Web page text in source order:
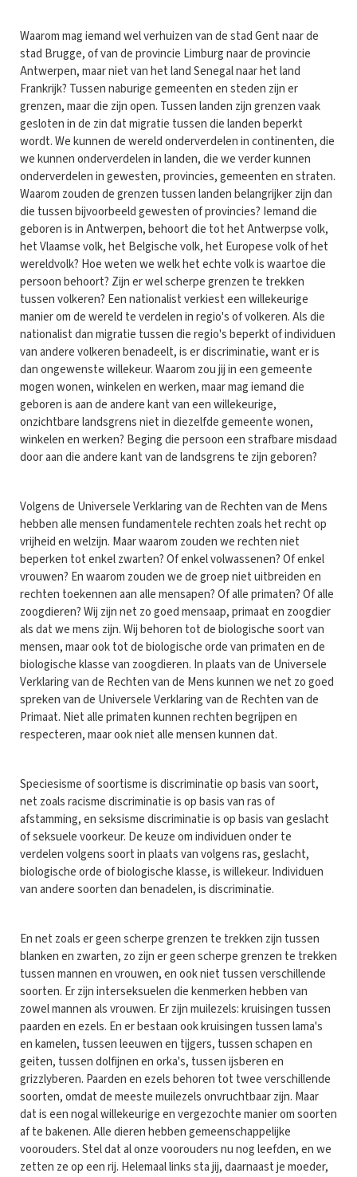
Waarom mag iemand wel verhuizen van de stad Gent naar de
stad Brugge, of van de provincie Limburg naar de provincie
Antwerpen, maar niet van het land Senegal naar het land
Frankrijk? Tussen naburige gemeenten en steden zijn er
grenzen, maar die zijn open. Tussen landen zijn grenzen vaak
gesloten in de zin dat migratie tussen die landen beperkt
wordt. We kunnen de wereld onderverdelen in continenten, die
we kunnen onderverdelen in landen, die we verder kunnen
onderverdelen in gewesten, provincies, gemeenten en straten.
Waarom zouden de grenzen tussen landen belangrijker zijn dan
die tussen bijvoorbeeld gewesten of provincies? Iemand die
geboren is in Antwerpen, behoort die tot het Antwerpse volk,
het Vlaamse volk, het Belgische volk, het Europese volk of het
wereldvolk? Hoe weten we welk het echte volk is waartoe die
persoon behoort? Zijn er wel scherpe grenzen te trekken
tussen volkeren? Een nationalist verkiest een willekeurige
manier om de wereld te verdelen in regio's of volkeren. Als die
nationalist dan migratie tussen die regio's beperkt of individuen
van andere volkeren benadeelt, is er discriminatie, want er is
dan ongewenste willekeur. Waarom zou jij in een gemeente
mogen wonen, winkelen en werken, maar mag iemand die
geboren is aan de andere kant van een willekeurige,
onzichtbare landsgrens niet in diezelfde gemeente wonen,
winkelen en werken? Beging die persoon een strafbare misdaad
door aan die andere kant van de landsgrens te zijn geboren?
Volgens de Universele Verklaring van de Rechten van de Mens
hebben alle mensen fundamentele rechten zoals het recht op
vrijheid en welzijn. Maar waarom zouden we rechten niet
beperken tot enkel zwarten? Of enkel volwassenen? Of enkel
vrouwen? En waarom zouden we de groep niet uitbreiden en
rechten toekennen aan alle mensapen? Of alle primaten? Of alle
zoogdieren? Wij zijn net zo goed mensaap, primaat en zoogdier
als dat we mens zijn. Wij behoren tot de biologische soort van
mensen, maar ook tot de biologische orde van primaten en de
biologische klasse van zoogdieren. In plaats van de Universele
Verklaring van de Rechten van de Mens kunnen we net zo goed
spreken van de Universele Verklaring van de Rechten van de
Primaat. Niet alle primaten kunnen rechten begrijpen en
respecteren, maar ook niet alle mensen kunnen dat.
Speciesisme of soortisme is discriminatie op basis van soort,
net zoals racisme discriminatie is op basis van ras of
afstamming, en seksisme discriminatie is op basis van geslacht
of seksuele voorkeur. De keuze om individuen onder te
verdelen volgens soort in plaats van volgens ras, geslacht,
biologische orde of biologische klasse, is willekeur. Individuen
van andere soorten dan benadelen, is discriminatie.
En net zoals er geen scherpe grenzen te trekken zijn tussen
blanken en zwarten, zo zijn er geen scherpe grenzen te trekken
tussen mannen en vrouwen, en ook niet tussen verschillende
soorten. Er zijn interseksuelen die kenmerken hebben van
zowel mannen als vrouwen. Er zijn muilezels: kruisingen tussen
paarden en ezels. En er bestaan ook kruisingen tussen lama's
en kamelen, tussen leeuwen en tijgers, tussen schapen en
geiten, tussen dolfijnen en orka's, tussen ijsberen en
grizzlyberen. Paarden en ezels behoren tot twee verschillende
soorten, omdat de meeste muilezels onvruchtbaar zijn. Maar
dat is een nogal willekeurige en vergezochte manier om soorten
af te bakenen. Alle dieren hebben gemeenschappelijke
voorouders. Stel dat al onze voorouders nu nog leefden, en we
zetten ze op een rij. Helemaal links sta jij, daarnaast je moeder,